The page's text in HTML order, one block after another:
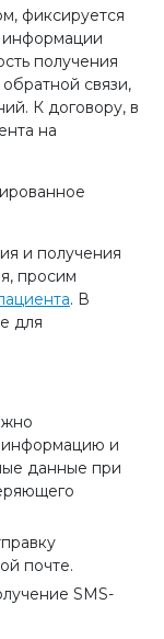
фиксируется
информации
получения
связи,
К договору, в
на
и получения
просим
. В
для
информацию и
данные при
почте.
SMS-